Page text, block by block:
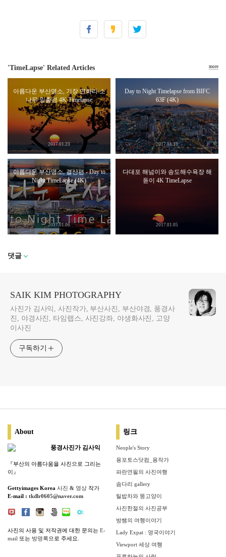
'TimeLapse' Related Articles
아름다운 부산명소, 기장 연화리 소
나무 일출경 4K Timelapse
2017.01.23
Day to Night Timelapse from BIFC
63F (4K)
2017.01.18
아름다운 부산명소, 결산편 - Day to
Night TimeLapse (4K)
2017.01.06
다대포 해넘이와 송도해수욕장 해
돋이 4K TimeLapse
2017.01.05
more
댓글
SAIK KIM PHOTOGRAPHY
사진가 김사익, 사진작가, 부산사진, 부산야경, 풍경사
진, 야경사진, 타임랩스, 사진강좌, 야생화사진, 고양
이사진
구독하기
About
풍경사진가 김사익
『부산의 아름다움을 사진으로 그리는
이』
Gettyimages Korea 사진 & 영상 작가
E-mail : tkdlr0605@naver.com
사진의 사용 및 저작권에 대한 문의는 E-
mail 또는 방명록으로 주세요.
링크
Neople's Story
용포토스닷컴_용작가
파란연필의 사진여행
솜다리 gallery
틸밥차와 똥고양이
사진한절의 사진공부
방쌤의 여행이야기
Lady Expat : 영국이야기
Viewport 세상 여행